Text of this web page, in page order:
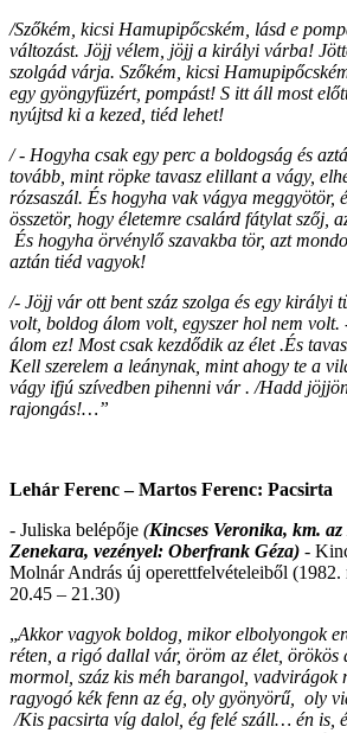
/Szőkém, kicsi Hamupipőcském, lásd e
változást. Jöjj vélem, jöjj a királyi várba!
szolgád várja. Szőkém, kicsi
egy gyöngyfüzért, pompást! S itt áll most
nyújtsd ki a kezed, tiéd lehet!
/ - Hogyha csak egy perc a boldogság és
tovább, mint röpke tavasz elillant a vágy,
rózsaszál. És hogyha vak vágya meggyötör,
összetör, hogy életemre csalárd fátylat szőj,
És hogyha örvénylő szavakba tör, azt
aztán tiéd vagyok!
/- Jöjj vár ott bent száz szolga és egy királyi
volt, boldog álom volt, egyszer hol nem volt.
álom ez! Most csak kezdődik az élet .És
Kell szerelem a leánynak, mint ahogy te a
vágy ifjú szívedben pihenni vár . /Hadd
rajongás!…”
Lehár Ferenc – Martos Ferenc: Pacsirta
- Juliska belépője (Kincses Veronika, km.
Zenekara, vezényel: Oberfrank Géza) -
Molnár András új operettfelvételeiből (1982.
20.45 – 21.30)
„Akkor vagyok boldog, mikor elbolyongok
réten, a rigó dallal vár, öröm az élet, örökös
mormol, száz kis méh barangol, vadvirágok
ragyogó kék fenn az ég, oly gyönyörű, oly
/Kis pacsirta víg dalol, ég felé száll… én is,